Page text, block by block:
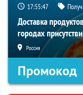
17:55:47
Доставка
городах
Россия
Промокод